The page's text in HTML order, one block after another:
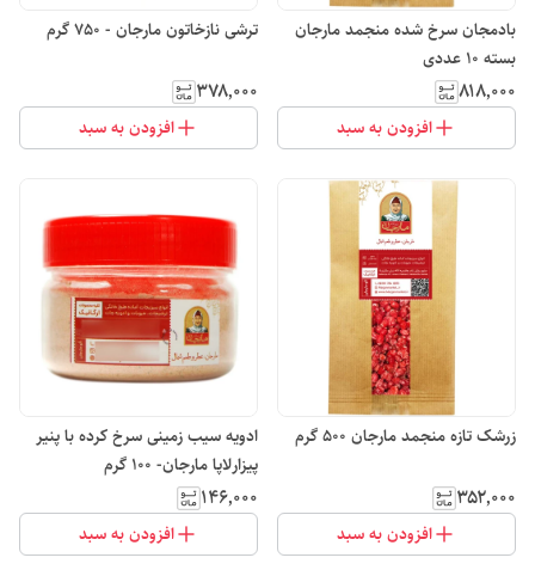
بادمجان سرخ شده منجمد مارجان
بسته 10 عددی
۸۱۸٬۰۰۰
افزودن به سبد
ترشی نازخاتون مارجان - 750 گرم
۳۷۸٬۰۰۰
افزودن به سبد
زرشک تازه منجمد مارجان 500 گرم
۳۵۲٬۰۰۰
افزودن به سبد
ادویه سیب زمینی سرخ کرده با پنیر
پیزارلاپا مارجان- 100 گرم
۱۴۶٬۰۰۰
افزودن به سبد